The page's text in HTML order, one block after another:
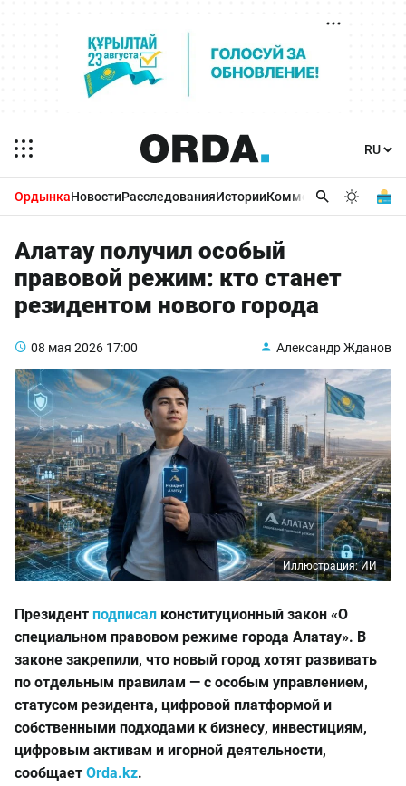
ОрдынкаНовостиРасследованияИсторииКомментарииБизнес
Алатау получил особый
правовой режим: кто станет
резидентом нового города
08 мая 2026 17:00 Александр Жданов
Иллюстрация: ИИ
Президент подписал конституционный закон «О
специальном правовом режиме города Алатау». В
законе закрепили, что новый город хотят развивать
по отдельным правилам — с особым управлением,
статусом резидента, цифровой платформой и
собственными подходами к бизнесу, инвестициям,
цифровым активам и игорной деятельности,
сообщает Orda.kz.